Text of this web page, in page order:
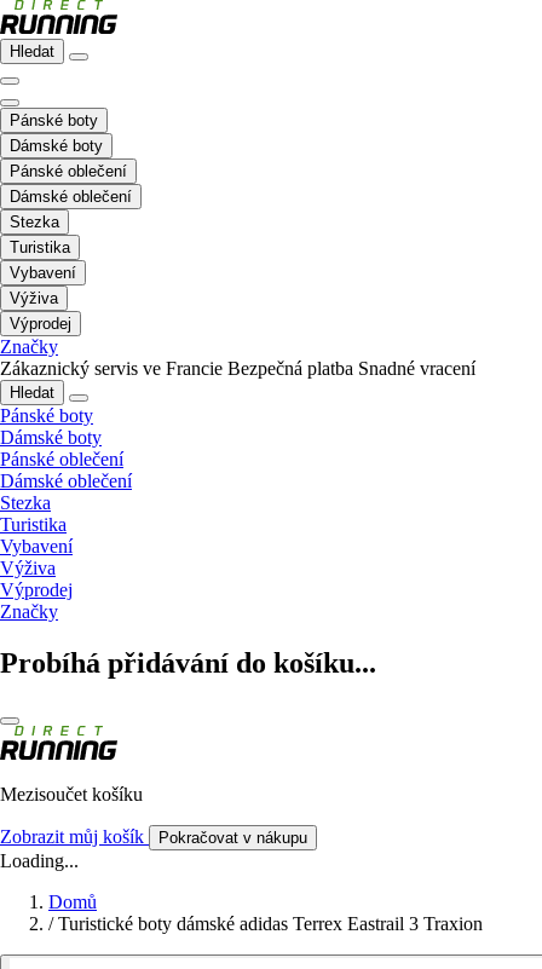
Hledat
Pánské boty
Dámské boty
Pánské oblečení
Dámské oblečení
Stezka
Turistika
Vybavení
Výživa
Výprodej
Značky
Zákaznický servis ve Francie Bezpečná platba Snadné vracení
Hledat
Pánské boty
Dámské boty
Pánské oblečení
Dámské oblečení
Stezka
Turistika
Vybavení
Výživa
Výprodej
Značky
Probíhá přidávání do košíku...
Mezisoučet košíku
Zobrazit můj košík Pokračovat v nákupu
Loading...
Domů
/ Turistické boty dámské adidas Terrex Eastrail 3 Traxion